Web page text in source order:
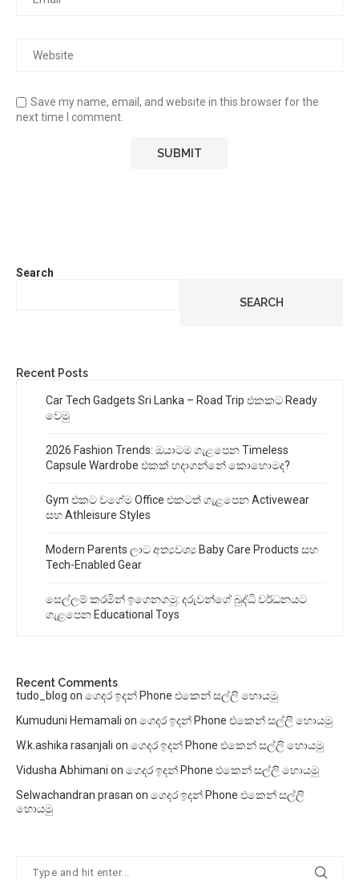
Save my name, email, and website in this browser for the
next time I comment.
Search
SEARCH
Recent Posts
Car Tech Gadgets Sri Lanka – Road Trip එකකට Ready
වෙමු
2026 Fashion Trends: ඔයාටම ගැළපෙන Timeless
Capsule Wardrobe එකක් හදාගන්නේ කොහොමද?
Gym එකට වගේම Office එකටත් ගැළපෙන Activewear
සහ Athleisure Styles
Modern Parents ලාට අත්‍යවශ්‍ය Baby Care Products සහ
Tech-Enabled Gear
සෙල්ලම් කරමින් ඉගෙනගමු: දරුවන්ගේ බුද්ධි වර්ධනයට
ගැළපෙන Educational Toys
Recent Comments
tudo_blog on ගෙදර ඉදන් Phone එකෙන් සල්ලි හොයමු
Kumuduni Hemamali on ගෙදර ඉදන් Phone එකෙන් සල්ලි හොයමු
W.k.ashika rasanjali on ගෙදර ඉදන් Phone එකෙන් සල්ලි හොයමු
Vidusha Abhimani on ගෙදර ඉදන් Phone එකෙන් සල්ලි හොයමු
Selwachandran prasan on ගෙදර ඉදන් Phone එකෙන් සල්ලි
හොයමු